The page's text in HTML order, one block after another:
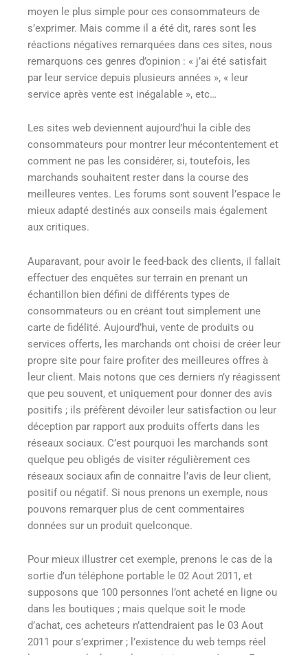
moyen le plus simple pour ces consommateurs de
s’exprimer. Mais comme il a été dit, rares sont les
réactions négatives remarquées dans ces sites, nous
remarquons ces genres d’opinion : « j’ai été satisfait
par leur service depuis plusieurs années », « leur
service après vente est inégalable », etc…
Les sites web deviennent aujourd’hui la cible des
consommateurs pour montrer leur mécontentement et
comment ne pas les considérer, si, toutefois, les
marchands souhaitent rester dans la course des
meilleures ventes. Les forums sont souvent l’espace le
mieux adapté destinés aux conseils mais également
aux critiques.
Auparavant, pour avoir le feed-back des clients, il fallait
effectuer des enquêtes sur terrain en prenant un
échantillon bien défini de différents types de
consommateurs ou en créant tout simplement une
carte de fidélité. Aujourd’hui, vente de produits ou
services offerts, les marchands ont choisi de créer leur
propre site pour faire profiter des meilleures offres à
leur client. Mais notons que ces derniers n’y réagissent
que peu souvent, et uniquement pour donner des avis
positifs ; ils préfèrent dévoiler leur satisfaction ou leur
déception par rapport aux produits offerts dans les
réseaux sociaux. C’est pourquoi les marchands sont
quelque peu obligés de visiter régulièrement ces
réseaux sociaux afin de connaitre l’avis de leur client,
positif ou négatif. Si nous prenons un exemple, nous
pouvons remarquer plus de cent commentaires
données sur un produit quelconque.
Pour mieux illustrer cet exemple, prenons le cas de la
sortie d’un téléphone portable le 02 Aout 2011, et
supposons que 100 personnes l’ont acheté en ligne ou
dans les boutiques ; mais quelque soit le mode
d’achat, ces acheteurs n’attendraient pas le 03 Aout
2011 pour s’exprimer ; l’existence du web temps réel